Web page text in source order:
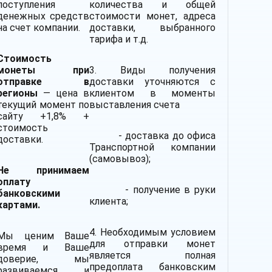
средств
счет компании.
при
в
— цена в
момент по
+1,8% +
принимаем
ценим Ваше
и Ваше
мы
количества и общей
стоимости монет, адреса
доставки, выбранного
тарифа и т.д.
3. Виды получения
доставки уточняются с
клиентом в моменты
выставления счета
- доставка до офиса
Транспортной компании
(самовывоз);
- получение в руки
клиента;
4. Необходимым условием
для отправки монет
является полная
предоплата банковским